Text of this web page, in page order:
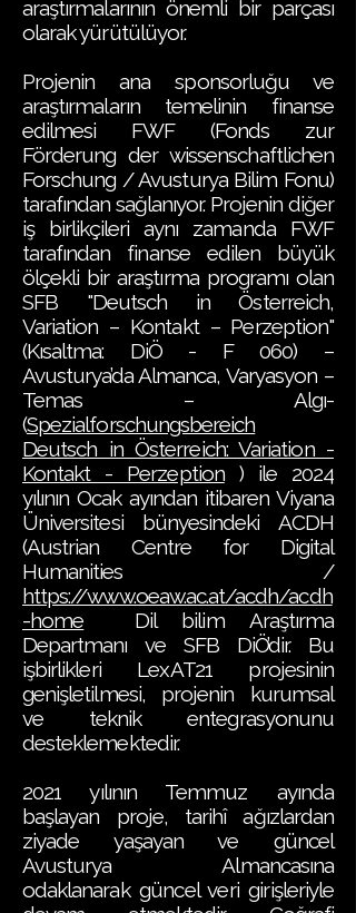
araştırmalarının önemli bir parçası
olarak yürütülüyor.
Projenin ana sponsorluğu ve
araştırmaların temelinin finanse
edilmesi FWF (Fonds zur
Förderung der wissenschaftlichen
Forschung / Avusturya Bilim Fonu)
tarafından sağlanıyor. Projenin diğer
iş birlikçileri aynı zamanda FWF
tarafından finanse edilen büyük
ölçekli bir araştırma programı olan
SFB "Deutsch in Österreich,
Variation – Kontakt – Perzeption"
(Kısaltma: DiÖ - F 060) –
Avusturya’da Almanca, Varyasyon –
Temas – Algı-
(Spezialforschungsbereich
Deutsch in Österreich: Variation -
Kontakt - Perzeption) ile 2024
yılının Ocak ayından itibaren Viyana
Üniversitesi bünyesindeki ACDH
(Austrian Centre for Digital
Humanities /
https://www.oeaw.ac.at/acdh/acdh
-home Dil bilim Araştırma
Departmanı ve SFB DiÖ’dir. Bu
işbirlikleri LexAT21 projesinin
genişletilmesi, projenin kurumsal
ve teknik entegrasyonunu
desteklemektedir.
2021 yılının Temmuz ayında
başlayan proje, tarihî ağızlardan
ziyade yaşayan ve güncel
Avusturya Almancasına
odaklanarak güncel veri girişleriyle